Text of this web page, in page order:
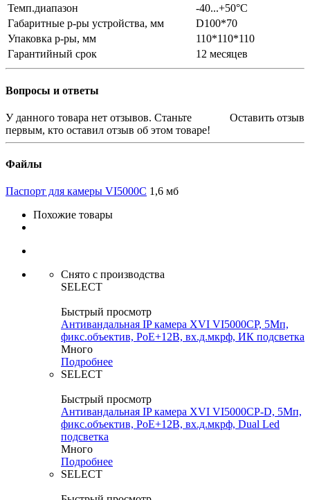
Темп.диапазон
-40...+50°С
Габаритные р-ры устройства, мм
D100*70
Упаковка р-ры, мм
110*110*110
Гарантийный срок
12 месяцев
Вопросы и ответы
Оставить отзыв
У данного товара нет отзывов. Станьте
первым, кто оставил отзыв об этом товаре!
Файлы
Паспорт для камеры VI5000C 1,6 мб
Похожие товары
Снято с производства
SELECT
Быстрый просмотр
Антивандальная IP камера XVI VI5000CP, 5Мп,
фикс.объектив, PoE+12В, вх.д.мкрф, ИК подсветка
Много
Подробнее
SELECT
Быстрый просмотр
Антивандальная IP камера XVI VI5000CP-D, 5Мп,
фикс.объектив, PoE+12В, вх.д.мкрф, Dual Led
подсветка
Много
Подробнее
SELECT